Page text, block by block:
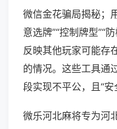
微信金花骗局揭秘；
意选牌”“控制牌型”“
反映其他玩家可能存
的情况。这些工具通
段实现不平公，且“安
微乐河北麻将专为河